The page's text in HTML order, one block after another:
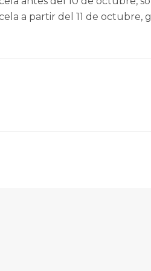
a partir del 11 de octubre,